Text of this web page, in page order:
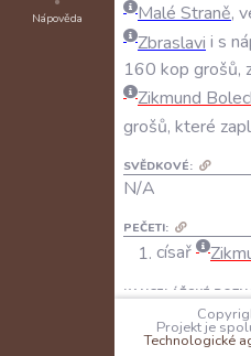
Nápověda
Malé Straně,
Zbraslavi i s
160 kop grošů,
Zikmund
grošů, které
SVĚDKOVÉ:
N/A
PEČETI:
císař
KANCELÁŘSKÉ
Projekt je
Technologické